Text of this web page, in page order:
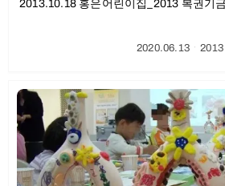
2013.10.18 홍은어린이집_2013 복권기
2020.06.13ㆍ2013